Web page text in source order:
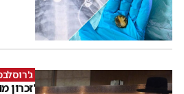
'זכרון